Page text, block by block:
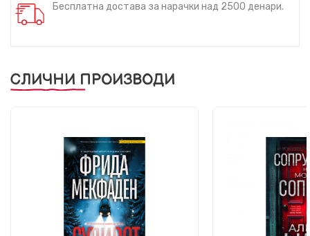
Бесплатна достава за нарачки над 2500 денари.
СЛИЧНИ ПРОИЗВОДИ